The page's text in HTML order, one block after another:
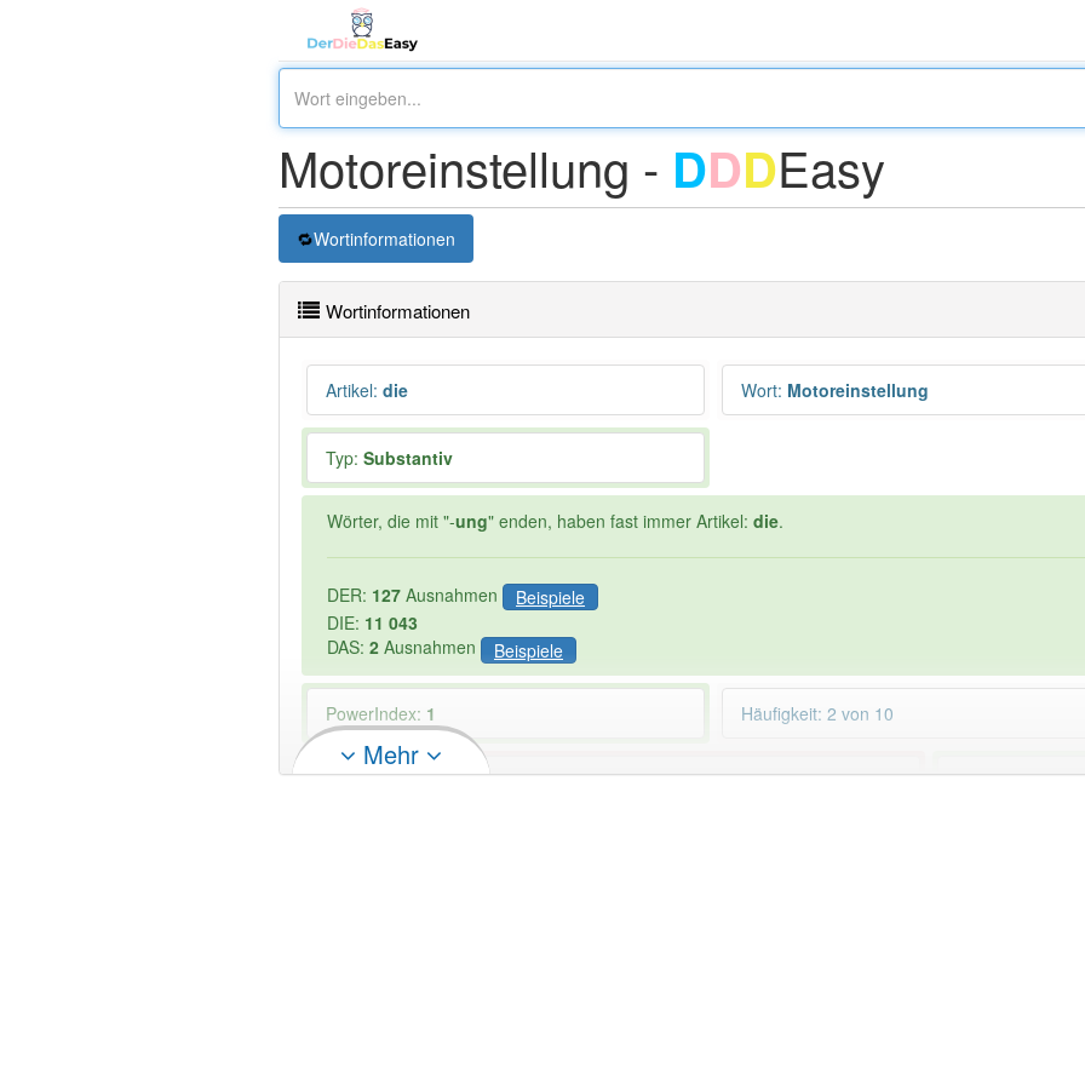
Motoreinstellung - DDDEasy
Wortinformationen
Wortinformationen
Artikel: die Wort: Motoreinstellung
Typ: Substantiv
Wörter, die mit "-ung" enden, haben fast immer Artikel: die.
DER: 127 Ausnahmen
Beispiele
DIE: 11 043
DAS: 2 Ausnahmen Beispiele
PowerIndex: 1 Häufigkeit: 2 von 10
Wörter mit Endung-motoreinstellungaber mit einem anderen Artikel: -1 99% unserer
Mehr